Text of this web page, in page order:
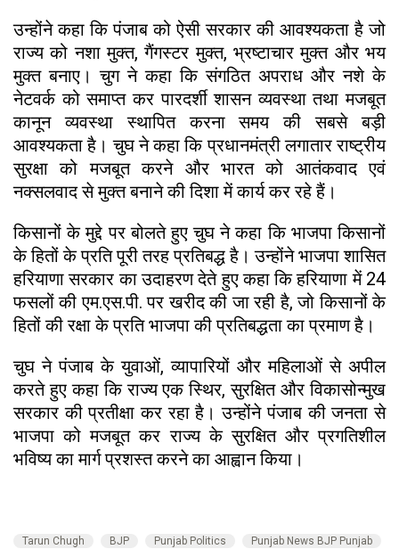
उन्होंने कहा कि पंजाब को ऐसी सरकार की आवश्यकता है जो
राज्य को नशा मुक्त, गैंगस्टर मुक्त, भ्रष्टाचार मुक्त और भय
मुक्त बनाए। चुग ने कहा कि संगठित अपराध और नशे के
नेटवर्क को समाप्त कर पारदर्शी शासन व्यवस्था तथा मजबूत
कानून व्यवस्था स्थापित करना समय की सबसे बड़ी
आवश्यकता है। चुघ ने कहा कि प्रधानमंत्री लगातार राष्ट्रीय
सुरक्षा को मजबूत करने और भारत को आतंकवाद एवं
नक्सलवाद से मुक्त बनाने की दिशा में कार्य कर रहे हैं।
किसानों के मुद्दे पर बोलते हुए चुघ ने कहा कि भाजपा किसानों
के हितों के प्रति पूरी तरह प्रतिबद्ध है। उन्होंने भाजपा शासित
हरियाणा सरकार का उदाहरण देते हुए कहा कि हरियाणा में 24
फसलों की एम.एस.पी. पर खरीद की जा रही है, जो किसानों के
हितों की रक्षा के प्रति भाजपा की प्रतिबद्धता का प्रमाण है।
चुघ ने पंजाब के युवाओं, व्यापारियों और महिलाओं से अपील
करते हुए कहा कि राज्य एक स्थिर, सुरक्षित और विकासोन्मुख
सरकार की प्रतीक्षा कर रहा है। उन्होंने पंजाब की जनता से
भाजपा को मजबूत कर राज्य के सुरक्षित और प्रगतिशील
भविष्य का मार्ग प्रशस्त करने का आह्वान किया।
Tarun Chugh BJP Punjab Politics Punjab News BJP Punjab